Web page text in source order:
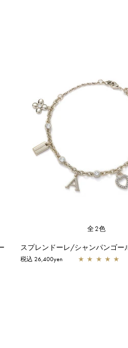
全2色
スプレンドーレ/シャンパンゴー
税込 26,400yen ★ ★ ★ ★ ★